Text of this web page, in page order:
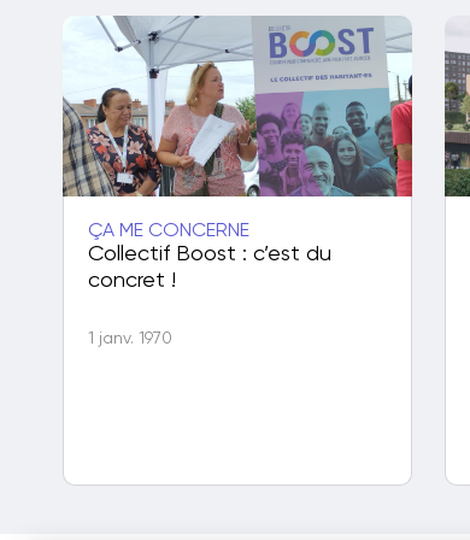
ÇA ME CONCERNE
Collectif Boost : c’est du
concret !
1 janv. 1970